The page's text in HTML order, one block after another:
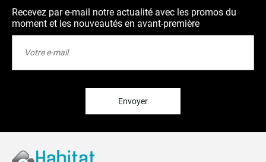
Recevez par e-mail notre actualité avec les promos du
moment et les nouveautés en avant-première
Envoyer